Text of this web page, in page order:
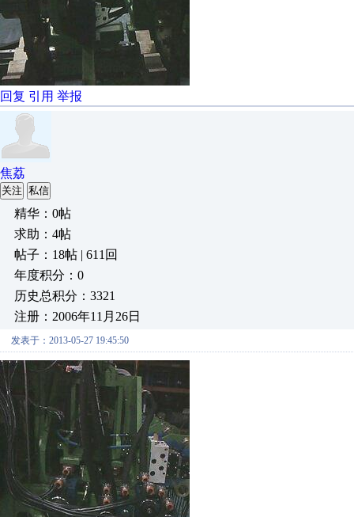
回复 引用 举报
焦荔
关注 私信
精华：0帖
求助：4帖
帖子：18帖 | 611回
年度积分：0
历史总积分：3321
注册：2006年11月26日
发表于：2013-05-27 19:45:50